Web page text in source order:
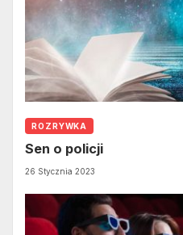
ROZRYWKA
Sen o policji
26 Stycznia 2023